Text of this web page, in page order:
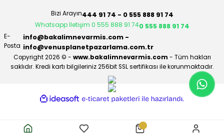
Bizi Arayın444 91 74 - 0 555 888 91 74
Whatsapp İletişim 0 555 888 91 740 555 888 91 74
E-
Posta
info@bakalimnevarmis.com -
info@venusplanetpazarlama.com.tr
Copyright 2026 © - www.bakalimnevarmis.com - Tüm hakları
saklıdır. Kredi kartı bilgileriniz 256bit SSL sertifikası ile korunmaktadır.
ideasoft
e-